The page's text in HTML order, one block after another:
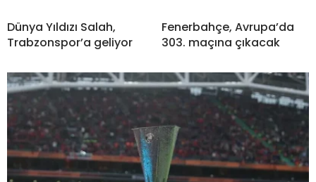
Dünya Yıldızı Salah,
Trabzonspor’a geliyor
Fenerbahçe, Avrupa’da
303. maçına çıkacak